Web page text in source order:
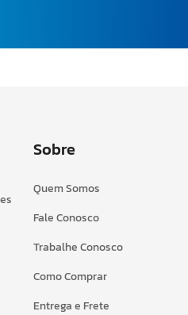
Sobre
Quem Somos
Fale Conosco
Trabalhe Conosco
Como Comprar
Entrega e Frete